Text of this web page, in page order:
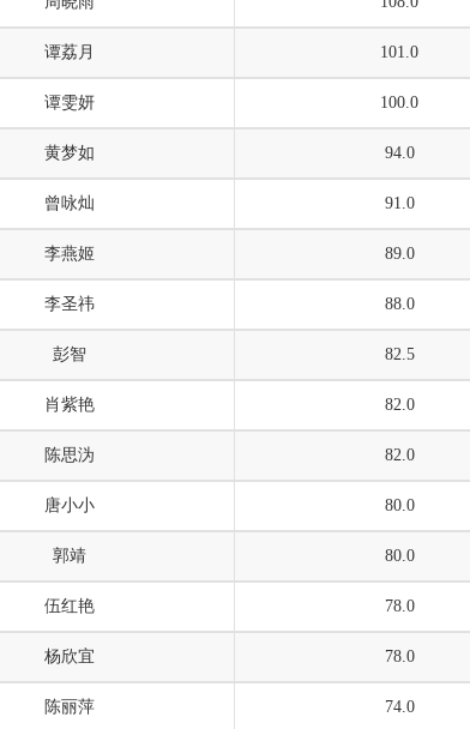
谭荔月 101.0
谭雯妍 100.0
黄梦如 94.0
曾咏灿 91.0
李燕姬 89.0
李圣祎 88.0
彭智 82.5
肖紫艳 82.0
陈思沩 82.0
唐小小 80.0
郭靖 80.0
伍红艳 78.0
杨欣宜 78.0
陈丽萍 74.0